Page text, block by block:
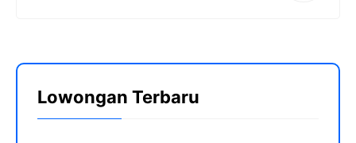
Lowongan Terbaru